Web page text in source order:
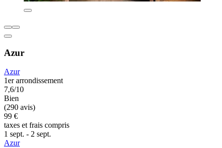
Azur
Azur
1er arrondissement
7,6/10
Bien
(290 avis)
99 €
taxes et frais compris
1 sept. - 2 sept.
Azur